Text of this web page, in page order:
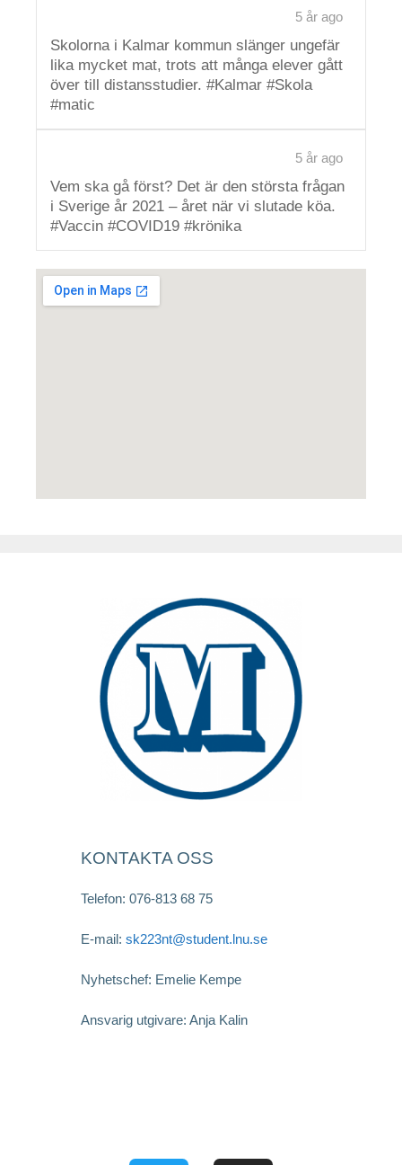
5 år ago
Skolorna i Kalmar kommun slänger ungefär
lika mycket mat, trots att många elever gått
över till distansstudier. #Kalmar #Skola
#matic
5 år ago
Vem ska gå först? Det är den största frågan
i Sverige år 2021 – året när vi slutade köa.
#Vaccin #COVID19 #krönika
KONTAKTA OSS
Telefon: 076-813 68 75
E-mail: sk223nt@student.lnu.se
Nyhetschef: Emelie Kempe
Ansvarig utgivare: Anja Kalin